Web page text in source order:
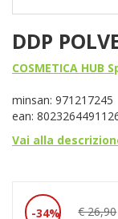
DDP
COSMETICA HUB
minsan: 971217245
ean:
Vai alla
34% € 26,90